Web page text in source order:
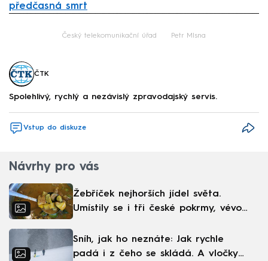
předčasná smrt
Český telekomunikační úřad Petr Mlsna
ČTK
Spolehlivý, rychlý a nezávislý zpravodajský servis.
Vstup do diskuze
Návrhy pro vás
Žebříček nejhorších jídel světa.
Umístily se i tři české pokrmy, vévodí
Sníh, jak ho neznáte: Jak rychle
padá i z čeho se skládá. A vločky